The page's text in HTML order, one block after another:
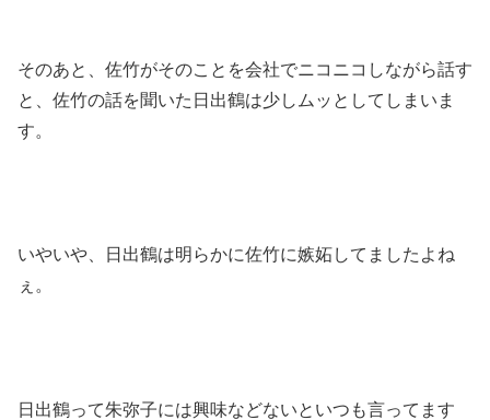
そのあと、佐竹がそのことを会社でニコニコしながら話す
と、佐竹の話を聞いた日出鶴は少しムッとしてしまいま
す。
いやいや、日出鶴は明らかに佐竹に嫉妬してましたよね
ぇ。
日出鶴って朱弥子には興味などないといつも言ってます